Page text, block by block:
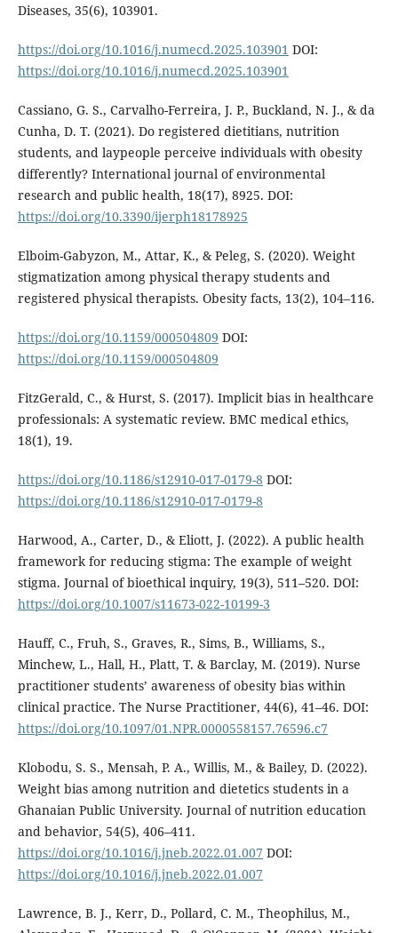
Diseases, 35(6), 103901.
https://doi.org/10.1016/j.numecd.2025.103901 DOI:
https://doi.org/10.1016/j.numecd.2025.103901
Cassiano, G. S., Carvalho-Ferreira, J. P., Buckland, N. J., & da
Cunha, D. T. (2021). Do registered dietitians, nutrition
students, and laypeople perceive individuals with obesity
differently? International journal of environmental
research and public health, 18(17), 8925. DOI:
https://doi.org/10.3390/ijerph18178925
Elboim-Gabyzon, M., Attar, K., & Peleg, S. (2020). Weight
stigmatization among physical therapy students and
registered physical therapists. Obesity facts, 13(2), 104–116.
https://doi.org/10.1159/000504809 DOI:
https://doi.org/10.1159/000504809
FitzGerald, C., & Hurst, S. (2017). Implicit bias in healthcare
professionals: A systematic review. BMC medical ethics,
18(1), 19.
https://doi.org/10.1186/s12910-017-0179-8 DOI:
https://doi.org/10.1186/s12910-017-0179-8
Harwood, A., Carter, D., & Eliott, J. (2022). A public health
framework for reducing stigma: The example of weight
stigma. Journal of bioethical inquiry, 19(3), 511–520. DOI:
https://doi.org/10.1007/s11673-022-10199-3
Hauff, C., Fruh, S., Graves, R., Sims, B., Williams, S.,
Minchew, L., Hall, H., Platt, T. & Barclay, M. (2019). Nurse
practitioner students’ awareness of obesity bias within
clinical practice. The Nurse Practitioner, 44(6), 41–46. DOI:
https://doi.org/10.1097/01.NPR.0000558157.76596.c7
Klobodu, S. S., Mensah, P. A., Willis, M., & Bailey, D. (2022).
Weight bias among nutrition and dietetics students in a
Ghanaian Public University. Journal of nutrition education
and behavior, 54(5), 406–411.
https://doi.org/10.1016/j.jneb.2022.01.007 DOI:
https://doi.org/10.1016/j.jneb.2022.01.007
Lawrence, B. J., Kerr, D., Pollard, C. M., Theophilus, M.,